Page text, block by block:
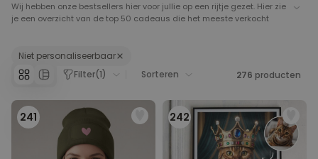
Wij hebben onze bestsellers hier voor jullie op een rijtje gezet. Hier zie
je een overzicht van de top 50 cadeaus die het meeste verkocht
personaliseerbare deurmatten tot eenhoorn pantoffels. Neem een
kijkje tussen onze bestsellers en je vindt gegarandeerd een leuk en
origineel cadeautje.
Niet personaliseerbaar
Filter(1) Sorteren 276 producten
241 242